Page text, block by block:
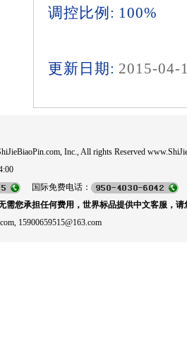
调控比例: 100%
更新日期: 2015-04-
Inc., All rights Reserved
国际免费电话：
需您承担任何费用，世界标品提供中文客服，请
15900659515@163.com